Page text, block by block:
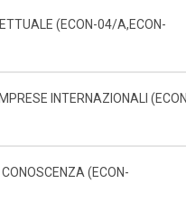
(ECON-04/A,ECON-
INTERNAZIONALI
(ECON-